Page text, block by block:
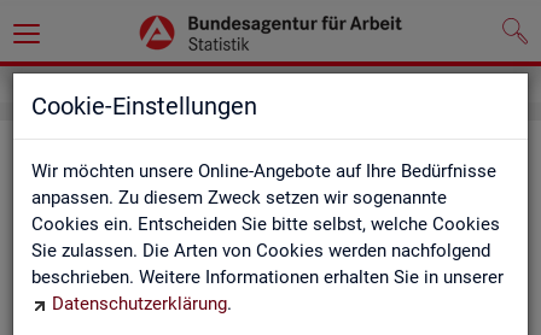
Cookie-Einstellungen
Wir möchten unsere Online-Angebote auf Ihre Bedürfnisse
anpassen. Zu diesem Zweck setzen wir sogenannte
Cookies ein. Entscheiden Sie bitte selbst, welche Cookies
Sie zulassen. Die Arten von Cookies werden nachfolgend
beschrieben. Weitere Informationen erhalten Sie in unserer
Datenschutzerklärung.
Ge­mein­de­da­ten der so­zi­al­ver­si­che­
rungs­pflich­tig Be­schäf­tig­ten nach
Wohn- und Ar­beits­ort - Deutsch­
land, Län­der, Krei­se und Ge­mein­den
(Jah­res­zah­len)